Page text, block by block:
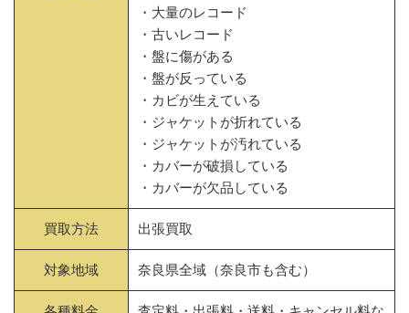
・大量のレコード
・古いレコード
・盤に傷がある
・盤が反っている
・カビが生えている
・ジャケットが折れている
・ジャケットが汚れている
・カバーが破損している
・カバーが欠品している
買取方法 出張買取
対象地域 奈良県全域（奈良市も含む）